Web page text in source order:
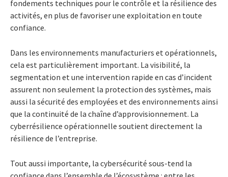
fondements techniques pour le contrôle et la résilience des
activités, en plus de favoriser une exploitation en toute
confiance.
Dans les environnements manufacturiers et opérationnels,
cela est particulièrement important. La visibilité, la
segmentation et une intervention rapide en cas d’incident
assurent non seulement la protection des systèmes, mais
aussi la sécurité des employées et des environnements ainsi
que la continuité de la chaîne d’approvisionnement. La
cyberrésilience opérationnelle soutient directement la
résilience de l’entreprise.
Tout aussi importante, la cybersécurité sous-tend la